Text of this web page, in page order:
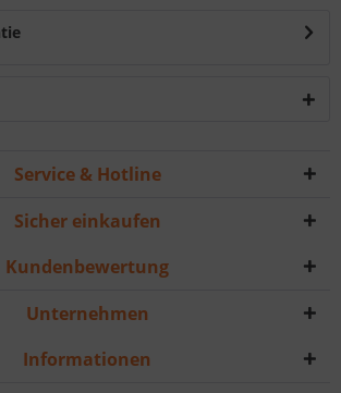
Service & Hotline
Sicher einkaufen
Kundenbewertung
Unternehmen
Informationen